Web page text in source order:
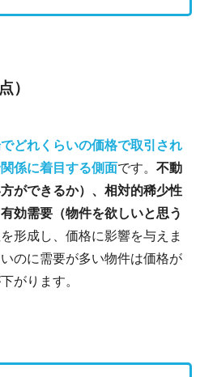
）
どれくらいの価格で取引され
係に着目する側面です。 不動
ができるか）、相対的稀少性
効需要（物件を欲しいと思う
形成し、価格に影響を与えま
のに需要が多い物件は価格が
がります。